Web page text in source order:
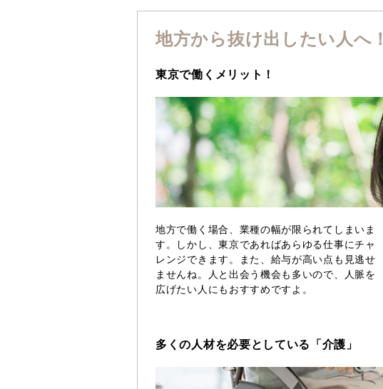
地方から抜け出したい人へ！
東京で働くメリット！
地方で働く場合、業種の幅が限られてしまいま
す。しかし、東京であればあらゆる仕事にチャ
レンジできます。また、給与が高い点も見逃せ
ませんね。人と出会う機会も多いので、人脈を
広げたい人にもおすすめですよ。
多くの人材を必要としている「介護」